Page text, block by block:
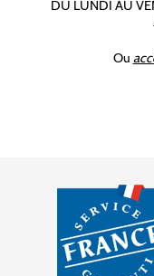
DU LUNDI AU
Ou